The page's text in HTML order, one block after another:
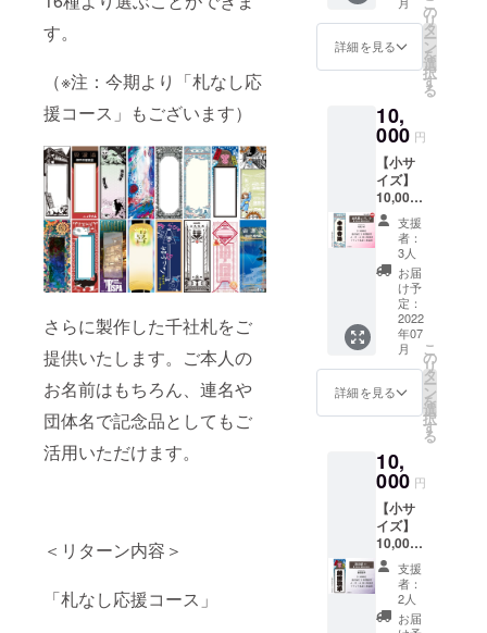
す。
（※注：今期より「札なし応
援コース」もございます）
さらに製作した千社札をご
提供いたします。ご本人の
お名前はもちろん、連名や
団体名で記念品としてもご
活用いただけます。
＜リターン内容＞
「札なし応援コース」
ます。
- デザイ
A2WOR
K デザ
音泉温
楽等の
アート
ワーク
でお世
話に
なって
いま
す。金
具屋の
意匠を
デザイ
ンとし
て再構
築する
毎回驚
かされ
※ご注意
事項 ・
名入れ
時にデ
ザイン
のやり
取りを
いたし
ますの
で、お
間違え
てくだ
※※※※※※
※※※※※※
名入れ
は肩書
をいれ
たり連
名にす
ること
も可能
です。
製作前
にデー
タで確
認して
いただ
きま
す。 ----
ナー：
きゅう
九代
目。デ
ザイ
ナーで
はない
はずで
すがし
ぶざる
くんの
デザイ
中・小
を各4枚
ご住所
中・小
を各1枚
をご住
所に送
付
※※※※※※
※※※※※※
※※※※※※
※※※※※
必ず
【備考
欄】に
名入れ
文字を
指定し
さい
※※※※※※
※※※※※
名入れ
は肩書
をいれ
たり連
名にす
ること
も可能
です。
製作前
れ千社
札の製
作 金具
所：金
具屋1階
廊下
（場所
の指定
はでき
ませ
ん） 名
前入り
札大・
中・小
を各4枚
ご住所
に送付
空欄札
大・
中・小
を各1枚
付
※※※※※※
※※※※※※
※※※※※※
※※※※※
必ず
【備考
欄】に
名入れ
文字を
40mm
縦
110mm
概要：
ORICO
特有の
ペンを
つかっ
た手作
業での
精巧な
デザイ
ン。札
のサイ
ズでデ
ザイン
が違い
ます。
『ご支
援御
礼』 オ
リジナ
作 金具
屋に1年
間貼付
貼付場
所：金
具屋1階
廊下
（場所
の指定
はでき
詳細を見る
の
リ
タ
ー
ン
を
選
択
す
る
10,
000 円
【小サ
イズ】
10,000
円 千社
札【金
具屋こ
けし】
小サイ
ズ貼付
貼付札
寸法：
約 幅
40mm
縦
110mm
概要：
の家紋
や内装
をこけ
し
（トー
テム
ポー
ル）風
にあし
らった
支援
者：
3人
お届
け予
定：
2022
年07
月
詳細を見る
こ
の
リ
タ
ー
ン
を
選
択
す
る
10,
000 円
【小サ
イズ】
10,000
円 千社
札【湯
治猿】
小サイ
支援
者：
2人
お届